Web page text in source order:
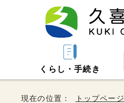
くらし・手続き
現在の位置： トップページ